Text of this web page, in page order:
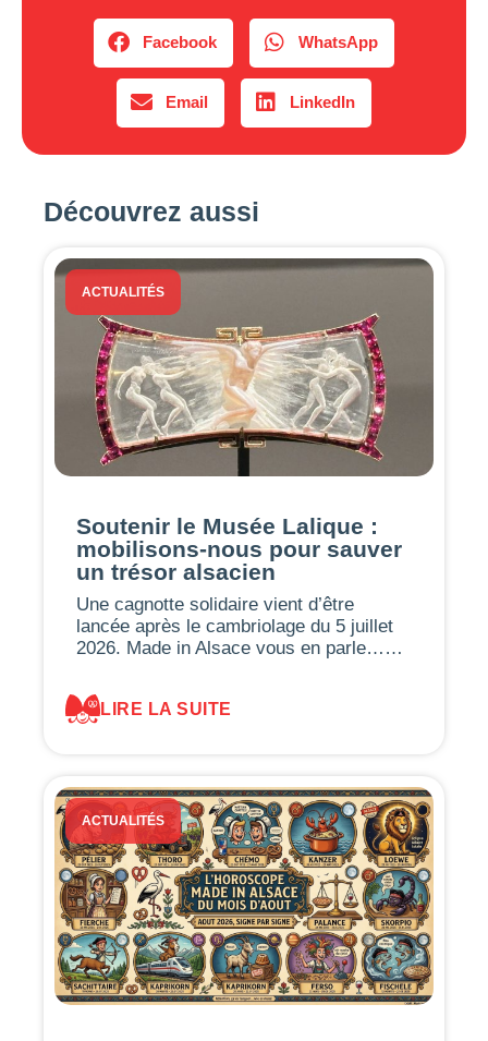
Facebook WhatsApp
Email LinkedIn
Découvrez aussi
ACTUALITÉS
Soutenir le Musée Lalique :
mobilisons-nous pour sauver
un trésor alsacien
Une cagnotte solidaire vient d’être
lancée après le cambriolage du 5 juillet
2026. Made in Alsace vous en parle……
LIRE LA SUITE
ACTUALITÉS